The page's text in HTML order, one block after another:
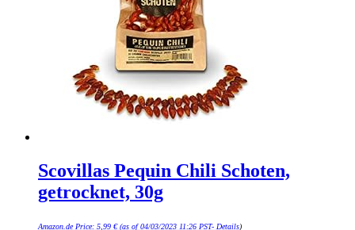
Scovillas Pequin Chili Schoten,
getrocknet, 30g
Amazon.de Price: 5,99 €(as of 04/03/2023 11:26 PST- Details)